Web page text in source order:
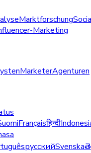
Marktforschung
Marketing
MarketerAgenturen
Françaisहिन्दी
русскийSvenska